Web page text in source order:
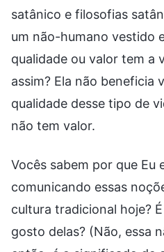
satânico e filosofias
um não-humano vestido
qualidade ou valor tem a
assim? Ela não beneficia
qualidade desse tipo de
não tem valor.
Vocês sabem por que Eu
comunicando essas
cultura tradicional hoje?
gosto delas? (Não, essa